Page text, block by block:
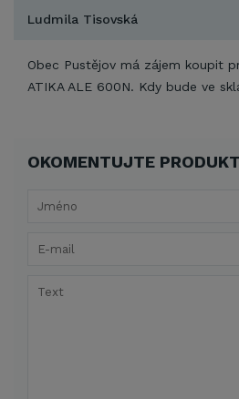
Ludmila Tisovská
Obec Pustějov má zájem koupit
ATIKA ALE 600N. Kdy bude ve
OKOMENTUJTE PRODUKT